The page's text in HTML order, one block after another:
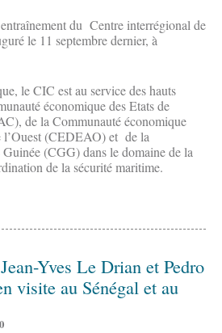
du Centre interrégional de
le 11 septembre dernier, à
le CIC est au service des hauts
économique des Etats de
de la Communauté économique
l’Ouest (CEDEAO) et de la
(CGG) dans le domaine de la
de la sécurité maritime.
Yves Le Drian et Pedro
visite au Sénégal et au